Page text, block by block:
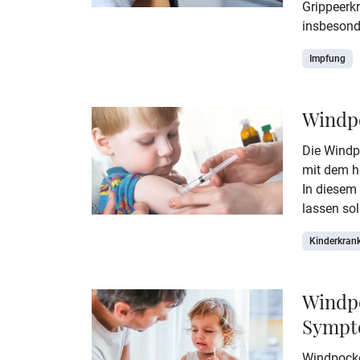
mit
oder
Wichtige
diesem
Impfung
Die
mit dem
In
lassen
vorsieht